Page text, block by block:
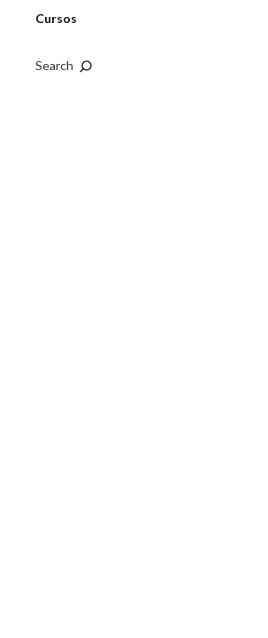
Cursos
Search